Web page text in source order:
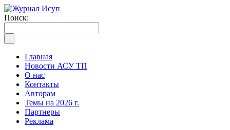
Поиск:
Главная
Новости АСУ ТП
О нас
Контакты
Авторам
Темы на 2026 г.
Партнеры
Реклама